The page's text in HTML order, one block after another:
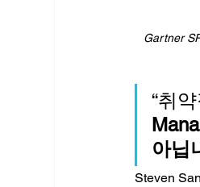
Gartner
“취
아닙
Steven